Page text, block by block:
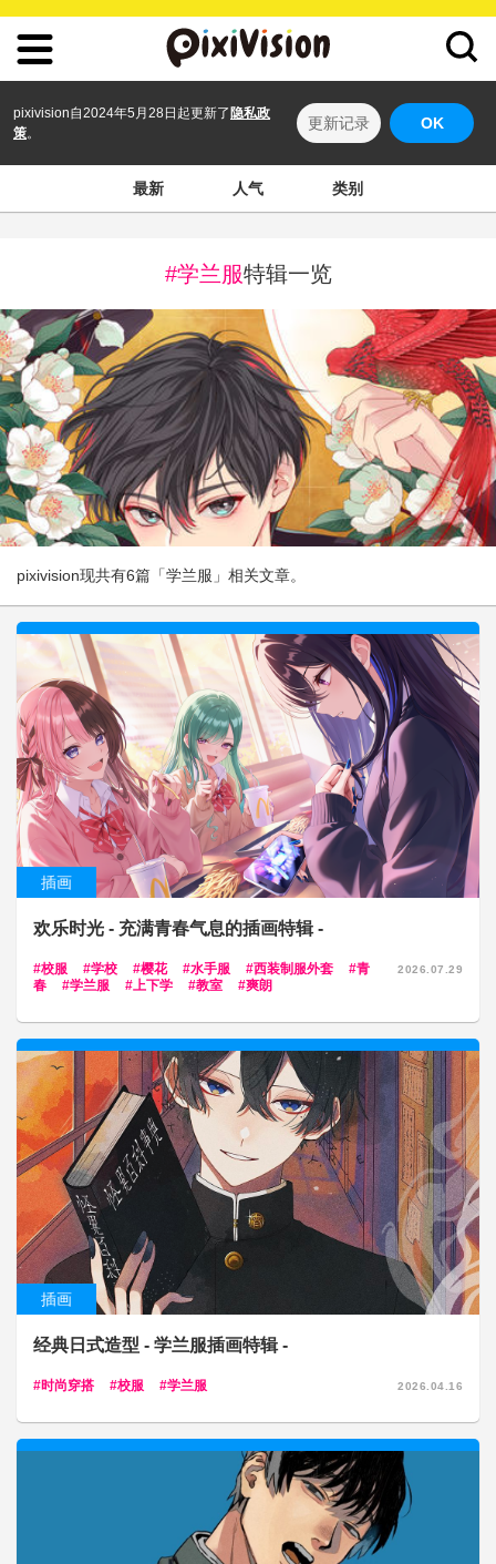
pixivision自2024年5月28日起更新了 隐私政
策。
更新记录 OK
最新 人气 类别
#学兰服特辑一览
pixivision现共有6篇「学兰服」相关文章。
插画
欢乐时光 - 充满青春气息的插画特辑 -
校服 学校 樱花 水手服 西装制服外套
青
春
学兰服 上下学 教室 爽朗
2026.07.29
插画
经典日式造型 - 学兰服插画特辑 -
时尚穿搭 校服 学兰服 2026.04.16